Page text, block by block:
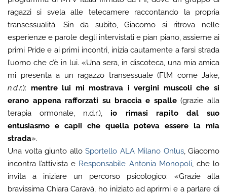
ragazzi si svela alle telecamere raccontando la propria
transessualità. Sin da subito, Giacomo si ritrova nelle
esperienze e parole degli intervistati e pian piano, assieme ai
primi Pride e ai primi incontri, inizia cautamente a farsi strada
l’uomo che c’è in lui. «Una sera, in discoteca, una mia amica
mi presenta a un ragazzo transessuale (FtM come Jake,
n.d.r.): mentre lui mi mostrava i vergini muscoli che si
erano appena rafforzati su braccia e spalle(grazie alla
terapia ormonale, n.d.r.), io rimasi rapito dal suo
entusiasmo e capii che quella poteva essere la mia
strada».
Una volta giunto allo Sportello ALA Milano Onlus, Giacomo
incontra l’attivista e Responsabile Antonia Monopoli, che lo
invita a iniziare un percorso psicologico: «Grazie alla
bravissima Chiara Caravà, ho iniziato ad aprirmi e a parlare di